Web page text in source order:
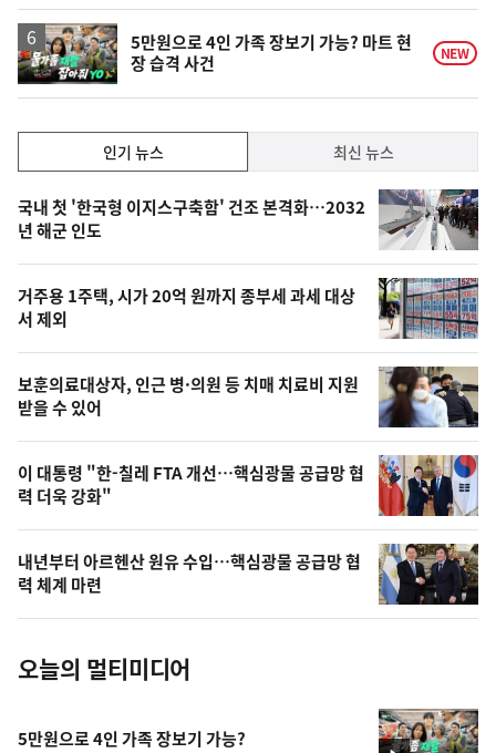
일
영
상
5만원으로 4인 가족 장보기 가능? 마트 현
장 습격 사건
NEW
기,
최
신,
오
늘
의
영
상
오
늘
의
사
진
인기 뉴스 최신 뉴스
기
뉴
스
국내 첫 '한국형 이지스구축함' 건조 본격화…2032
년 해군 인도
거주용 1주택, 시가 20억 원까지 종부세 과세 대상
서 제외
보훈의료대상자, 인근 병·의원 등 치매 치료비 지원
받을 수 있어
이 대통령 "한-칠레 FTA 개선…핵심광물 공급망 협
력 더욱 강화"
내년부터 아르헨산 원유 수입…핵심광물 공급망 협
력 체계 마련
오늘의 멀티미디어
5만원으로 4인 가족 장보기 가능?